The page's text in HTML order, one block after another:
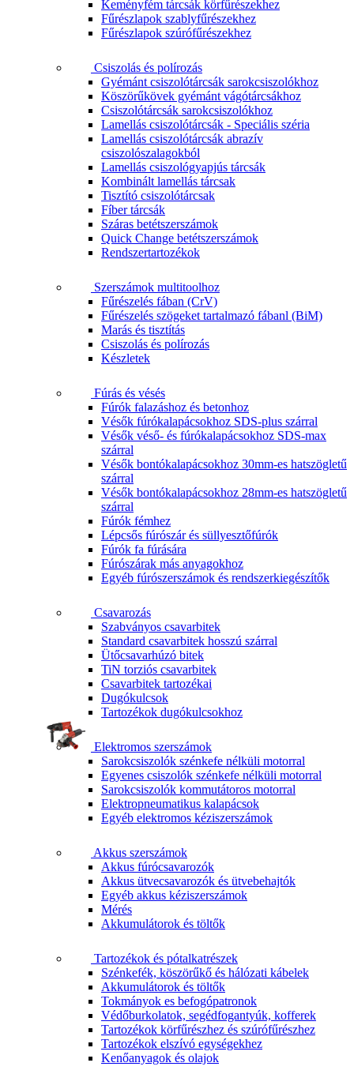
Keményfém tárcsák körfűrészekhez
Fűrészlapok szablyfűrészekhez
Fűrészlapok szúrófűrészekhez
Csiszolás és polírozás
Gyémánt csiszolótárcsák sarokcsiszolókhoz
Köszörűkövek gyémánt vágótárcsákhoz
Csiszolótárcsák sarokcsiszolókhoz
Lamellás csiszolótárcsák - Speciális széria
Lamellás csiszolótárcsák abrazív
csiszolószalagokból
Lamellás csiszológyapjús tárcsák
Kombinált lamellás tárcsak
Tisztító csiszolótárcsak
Fíber tárcsák
Száras betétszerszámok
Quick Change betétszerszámok
Rendszertartozékok
Szerszámok multitoolhoz
Fűrészelés fában (CrV)
Fűrészelés szögeket tartalmazó fábanl (BiM)
Marás és tisztítás
Csiszolás és polírozás
Készletek
Fúrás és vésés
Fúrók falazáshoz és betonhoz
Vésők fúrókalapácsokhoz SDS-plus szárral
Vésők véső- és fúrókalapácsokhoz SDS-max
szárral
Vésők bontókalapácsokhoz 30mm-es hatszögletű
szárral
Vésők bontókalapácsokhoz 28mm-es hatszögletű
szárral
Fúrók fémhez
Lépcsős fúrószár és süllyesztőfúrók
Fúrók fa fúrására
Fúrószárak más anyagokhoz
Egyéb fúrószerszámok és rendszerkiegészítők
Csavarozás
Szabványos csavarbitek
Standard csavarbitek hosszú szárral
Ütőcsavarhúzó bitek
TiN torziós csavarbitek
Csavarbitek tartozékai
Dugókulcsok
Tartozékok dugókulcsokhoz
Elektromos szerszámok
Sarokcsiszolók szénkefe nélküli motorral
Egyenes csiszolók szénkefe nélküli motorral
Sarokcsiszolók kommutátoros motorral
Elektropneumatikus kalapácsok
Egyéb elektromos kéziszerszámok
Akkus szerszámok
Akkus fúrócsavarozók
Akkus ütvecsavarozók és ütvebehajtók
Egyéb akkus kéziszerszámok
Mérés
Akkumulátorok és töltők
Tartozékok és pótalkatrészek
Szénkefék, köszörűkő és hálózati kábelek
Akkumulátorok és töltők
Tokmányok es befogópatronok
Védőburkolatok, segédfogantyúk, kofferek
Tartozékok körfűrészhez és szúrófűrészhez
Tartozékok elszívó egységekhez
Kenőanyagok és olajok